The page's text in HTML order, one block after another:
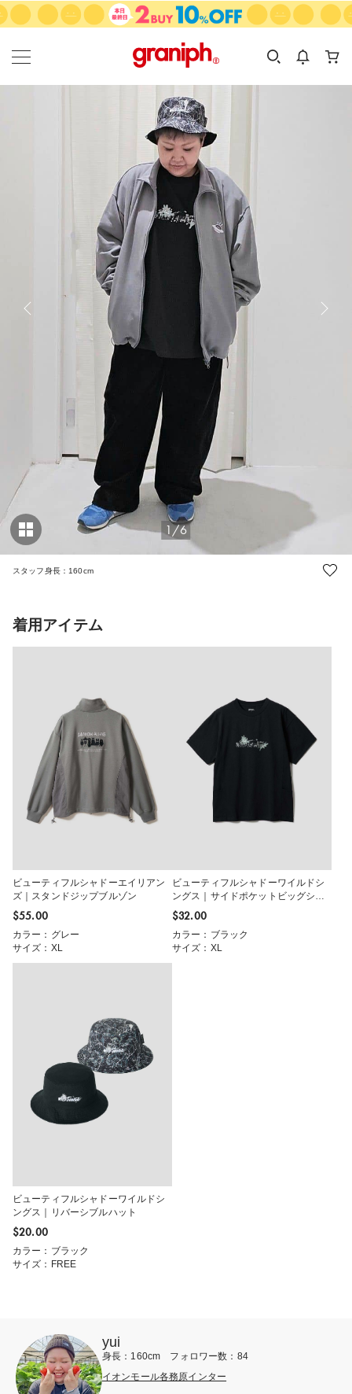
カテゴリーから探す
KIDS
カテゴリ
サイズ
1/6
スタッフ身長：160cm
着用アイテム
ビューティフルシャドーエイリアン
ズ｜スタンドジップブルゾン
$‌55.00
カラー：グレー
サイズ：XL
ビューティフルシャドーワイルドシ
ングス｜サイドポケットビッグシル
エットTシャツ
$‌32.00
カラー：ブラック
サイズ：XL
ビューティフルシャドーワイルドシ
ングス｜リバーシブルハット
$‌20.00
カラー：ブラック
サイズ：FREE
yui
身長：160cm フォロワー数：84
イオンモール各務原インター